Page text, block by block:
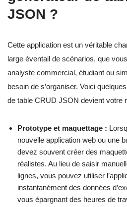
JSON ?
Cette application est un véritable
large éventail de scénarios, que
analyste commercial, étudiant ou
besoin de s’organiser. Voici
de table CRUD JSON devient votre
Prototype et maquettage :
nouvelle application web ou une
devez souvent créer des
réalistes. Au lieu de saisir
lignes, vous pouvez utiliser
instantanément des données
vous épargnant des heures de